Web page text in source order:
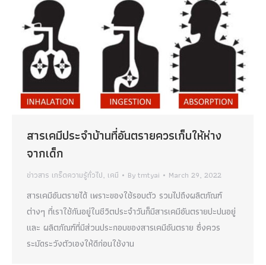
สารเคมีประจำบ้านที่อันตรายควรเก็บให้ห่าง
จากเด็ก
ข่าวสาร เกร็ดความรู้ทั่วไป, เคมี Bytmtyai March 29, 2022
สารเคมีอันตรายได้ เพราะของใช้รอบตัว รวมไปถึงผลิตภัณฑ์
ต่างๆ ที่เราใช้กันอยู่ในชีวิตประจำวันก็มีสารเคมีอันตรายปะปนอยู่
และ ผลิตภัณฑ์ที่มีส่วนประกอบของสารเคมีอันตราย ซึ่งควร
ระมัดระวังตัวเองให้ดีก่อนใช้งาน